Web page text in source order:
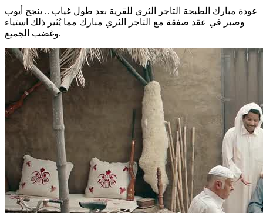
عودة مبارك الطبجة التاجر الثري للقرية بعد طول غياب .. ينجح أيوب
وصبر في عقد صفقة مع التاجر الثري مبارك مما يُثير ذلك استياء
وغضب الجميع.